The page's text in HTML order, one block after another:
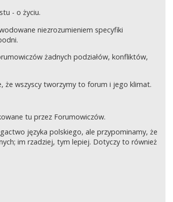
- o życiu.
niezrozumieniem specyfiki
żadnych podziałów, konfliktów,
że wszyscy tworzymy to forum i jego klimat.
tu przez Forumowiczów.
języka polskiego, ale przypominamy, że
im rzadziej, tym lepiej. Dotyczy to również